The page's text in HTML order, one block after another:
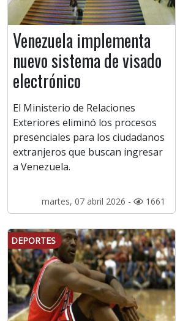
Venezuela implementa
nuevo sistema de visado
electrónico
El Ministerio de Relaciones
Exteriores eliminó los procesos
presenciales para los ciudadanos
extranjeros que buscan ingresar
a Venezuela.
martes, 07 abril 2026 - 1661
DEPORTES